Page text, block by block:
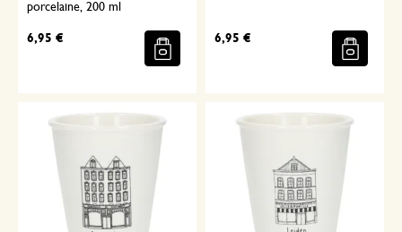
porcelaine, 200 ml
6,95 € 6,95 €